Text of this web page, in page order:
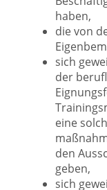
haben,
die von
sich
der
eine
den
geben,
sich